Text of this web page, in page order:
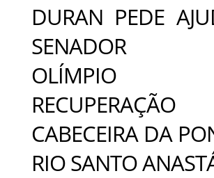
DURAN PEDE
SENADOR
OLÍMPIO
CABECEIRA DA
RIO SANTO